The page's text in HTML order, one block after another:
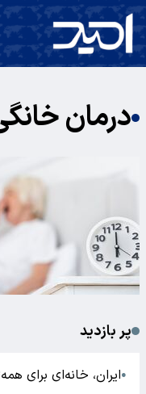
درمان
پر بازدید
●ایران، خانه‌ای برای